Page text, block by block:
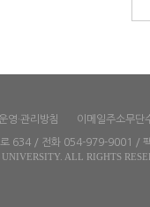
영·관리방침 이메일주소무단
로 634 / 전화 054-979-9001 /
ALL RIGHTS